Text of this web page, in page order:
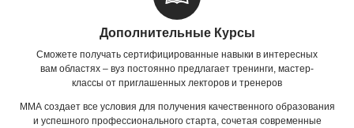
Дополнительные Курсы
Сможете получать сертифицированные навыки в интересных
вам областях – вуз постоянно предлагает тренинги, мастер-
классы от приглашенных лекторов и тренеров
ММА создает все условия для получения качественного образования
и успешного профессионального старта, сочетая современные